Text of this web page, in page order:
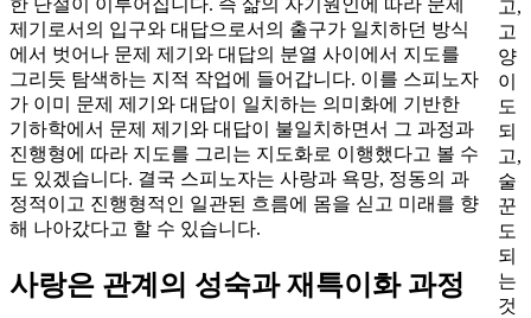
고,
고
양
이
도
되
고,
술
꾼
도
되
는
것
제기로서의 입구와 대답으로서의 출구가 일치하던 방식
에서 벗어나 문제 제기와 대답의 분열 사이에서 지도를
그리듯 탐색하는 지적 작업에 들어갑니다. 이를 스피노자
가 이미 문제 제기와 대답이 일치하는 의미화에 기반한
기하학에서 문제 제기와 대답이 불일치하면서 그 과정과
진행형에 따라 지도를 그리는 지도화로 이행했다고 볼 수
도 있겠습니다. 결국 스피노자는 사랑과 욕망, 정동의 과
정적이고 진행형적인 일관된 흐름에 몸을 싣고 미래를 향
해 나아갔다고 할 수 있습니다.
사랑은 관계의 성숙과 재특이화 과정